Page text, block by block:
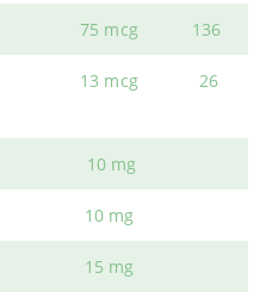
75 mcg 136
13 mcg 26
10 mg
10 mg
15 mg